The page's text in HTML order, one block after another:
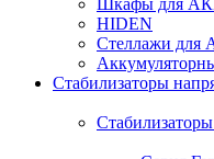
Шкафы для
HIDEN
Стеллажи для
Стабилизаторы